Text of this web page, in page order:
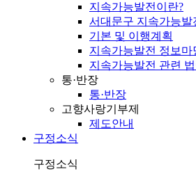
지속가능발전이란?
서대문구 지속가능발
기본 및 이행계획
지속가능발전 정보마
지속가능발전 관련
통·반장
통·반장
고향사랑기부제
제도안내
구정소식
구정소식